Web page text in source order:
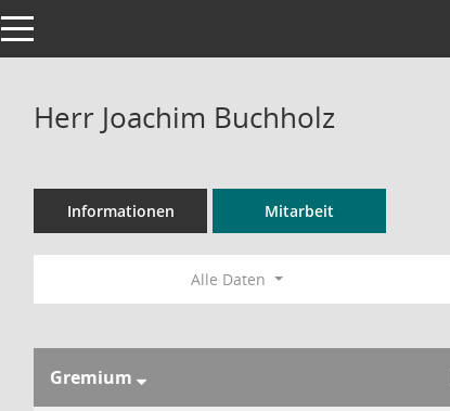
Toggle navigation
Herr Joachim Buchholz
Informationen Mitarbeit
Alle Daten
Gremium